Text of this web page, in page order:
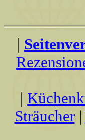
|
|
Sträucher|